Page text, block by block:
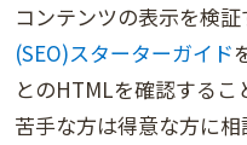
コンテンツの表示を検証
(SEO)スターターガイド
とのHTMLを確認する
苦手な方は得意な方に